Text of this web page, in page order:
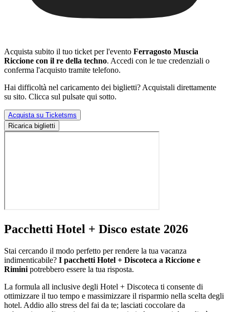
Acquista subito il tuo ticket per l'evento Ferragosto Muscia
Riccione con il re della techno. Accedi con le tue credenziali o
conferma l'acquisto tramite telefono.
Hai difficoltà nel caricamento dei biglietti? Acquistali direttamente
su sito. Clicca sul pulsate qui sotto.
Acquista su Ticketsms
Ricarica biglietti
Pacchetti Hotel + Disco estate 2026
Stai cercando il modo perfetto per rendere la tua vacanza
indimenticabile? I pacchetti Hotel + Discoteca a Riccione e
Rimini potrebbero essere la tua risposta.
La formula all inclusive degli Hotel + Discoteca ti consente di
ottimizzare il tuo tempo e massimizzare il risparmio nella scelta degli
hotel. Addio allo stress del fai da te; lasciati coccolare da